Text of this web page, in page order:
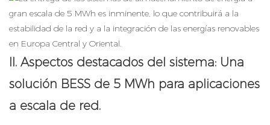
II. Aspectos destacados del sistema: Una
solución BESS de 5 MWh para aplicaciones
a escala de red.